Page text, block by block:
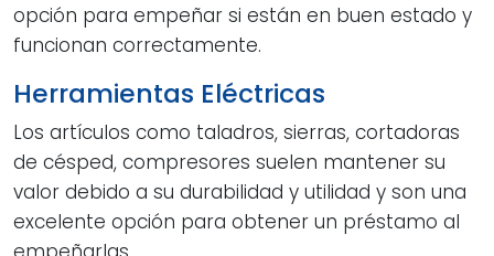
opción para empeñar si están en buen estado y
funcionan correctamente.
Herramientas Eléctricas
Los artículos como taladros, sierras, cortadoras
de césped, compresores suelen mantener su
valor debido a su durabilidad y utilidad y son una
excelente opción para obtener un préstamo al